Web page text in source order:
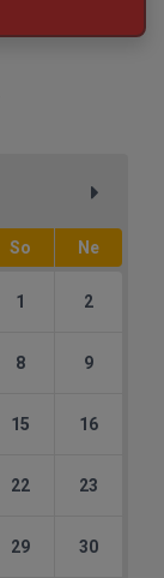
So Ne
1 2
8 9
15 16
22 23
29 30